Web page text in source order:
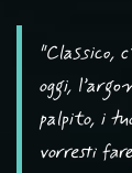
"Classico,
oggi,
palpito, i
vorresti